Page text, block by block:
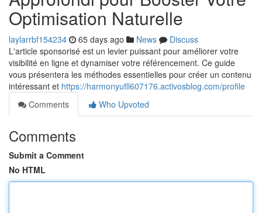
Optimisation Naturelle
laylarrbf154234 65 days ago News
Discuss
L'article sponsorisé est un levier puissant pour améliorer votre
visibilité en ligne et dynamiser votre référencement. Ce guide
vous présentera les méthodes essentielles pour créer un contenu
intéressant et https://harmonyufll607176.activosblog.com/profile
Comments
Who Upvoted
Comments
Submit a Comment
No HTML